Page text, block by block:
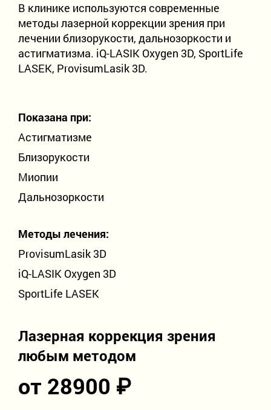
Детское отделение
Проверка зрения
Лазерная коррекция зрения
Витреоретинальная хирургия
8-800-302-99-93
Бесплатно по России
+7 (815) 256-66-56
+7 (921) 150-04-00
9:00 - 19:00
В клинике используются современные
методы лазерной коррекции зрения при
лечении близорукости, дальнозоркости и
астигматизма. iQ-LASIK Oxygen 3D, SportLife
LASEK, ProvisumLasik 3D.
Показана при:
Астигматизме
Близорукости
Миопии
Дальнозоркости
Методы лечения:
ProvisumLasik 3D
iQ-LASIK Oxygen 3D
SportLife LASEK
Лазерная коррекция зрения
любым методом
от 28900 ₽